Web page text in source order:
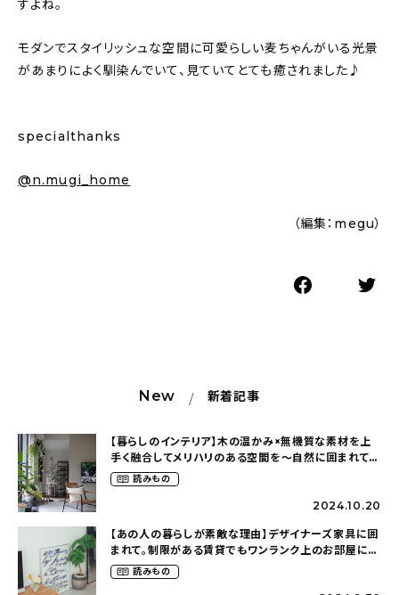
すよね。
モダンでスタイリッシュな空間に可愛らしい麦ちゃんがいる光景
があまりによく馴染んでいて、見ていてとても癒されました♪
specialthanks
@n.mugi_home
（編集：megu）
New 新着記事
【暮らしのインテリア】木の温かみ×無機質な素材を上
手く融合してメリハリのある空間を〜自然に囲まれて暮
らす（ki_no_ieさん）
読みもの
2024.10.20
【あの人の暮らしが素敵な理由】デザイナーズ家具に囲
まれて。制限がある賃貸でもワンランク上のお部屋に〜
狭くても好きな暮らしのこと（_____chika708さん）
読みもの